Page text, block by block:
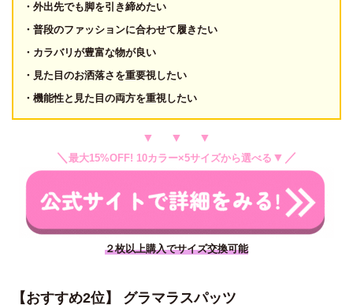
・外出先でも脚を引き締めたい
・普段のファッションに合わせて履きたい
・カラバリが豊富な物が良い
・見た目のお洒落さを重要視したい
・機能性と見た目の両方を重視したい
▼ ▼ ▼
＼ 最大15%OFF! 10カラー×5サイズから選べる ▼／
２枚以上購入でサイズ交換可能
【おすすめ2位】 グラマラスパッツ